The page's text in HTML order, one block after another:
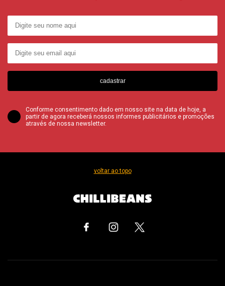
cadastrar
Conforme consentimento dado em nosso site na data de hoje, a
partir de agora receberá nossos informes publicitários e promoções
através de nossa newsletter.
voltar ao topo